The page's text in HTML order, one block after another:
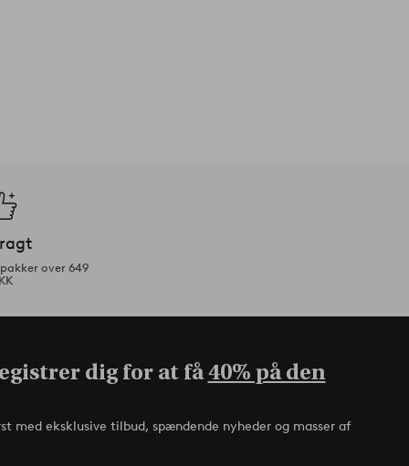
over 649
dig for at få40% på den
med eksklusive tilbud, spændende nyheder og masser af